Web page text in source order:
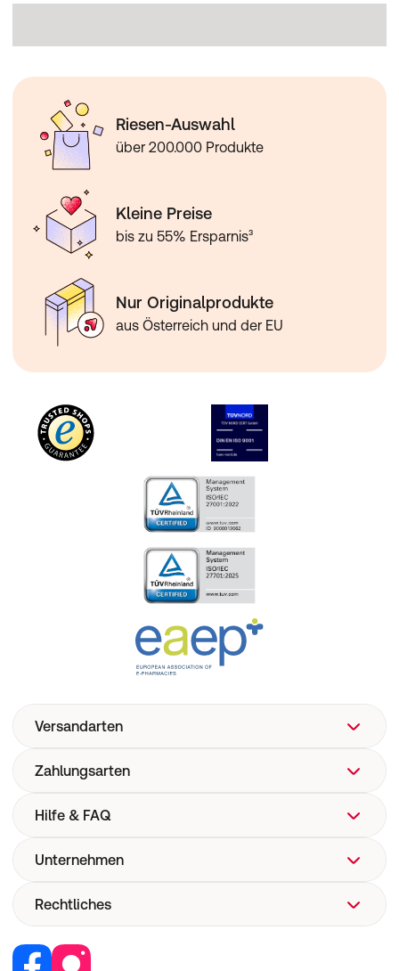
Riesen-Auswahl
über 200.000 Produkte
Kleine Preise
bis zu 55% Ersparnis³
Nur Originalprodukte
aus Österreich und der EU
Versandarten
Zahlungsarten
Hilfe & FAQ
FAQ
Versand
Medizinproduktesicherheit
Unternehmen
Über uns
Corporate Website
Retail Media
Rechtliches
Vertrag widerrufen